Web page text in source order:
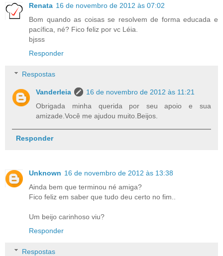
Renata 16 de novembro de 2012 às 07:02
Bom quando as coisas se resolvem de forma educada e
pacífica, né? Fico feliz por vc Léia.
bjsss
Responder
Respostas
Vanderleia
16 de novembro de 2012 às 11:21
Obrigada minha querida por seu apoio e sua
amizade.Você me ajudou muito.Beijos.
Responder
Unknown 16 de novembro de 2012 às 13:38
Ainda bem que terminou né amiga?
Fico feliz em saber que tudo deu certo no fim..
Um beijo carinhoso viu?
Responder
Respostas